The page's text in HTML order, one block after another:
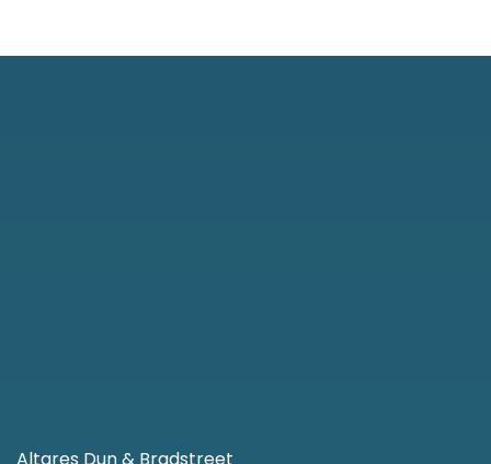
Altares Dun & Bradstreet